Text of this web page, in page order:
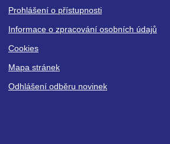
Prohlášení o přístupnosti
Informace o zpracování osobních údajů
Cookies
Mapa stránek
Odhlášení odběru novinek